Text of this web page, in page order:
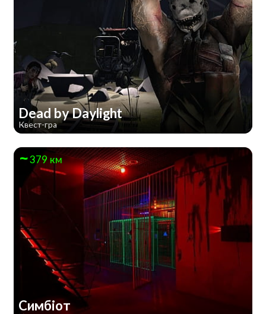
Dead by Daylight
Квест-гра
379 км
Симбіот